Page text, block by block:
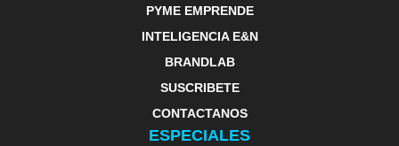
PYME EMPRENDE
INTELIGENCIA E&N
BRANDLAB
SUSCRIBETE
CONTACTANOS
ESPECIALES